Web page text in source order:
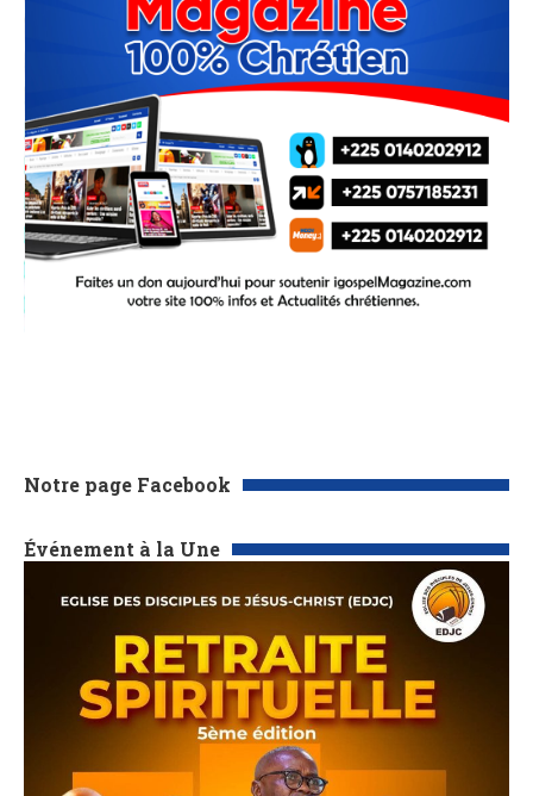
Notre page Facebook
Événement à la Une